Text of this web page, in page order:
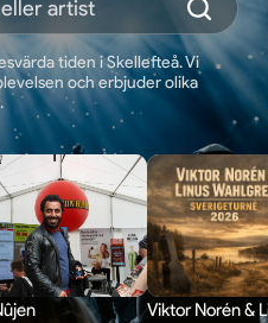
tiden i Skellefteå. Vi
och erbjuder olika
Viktor Norén &